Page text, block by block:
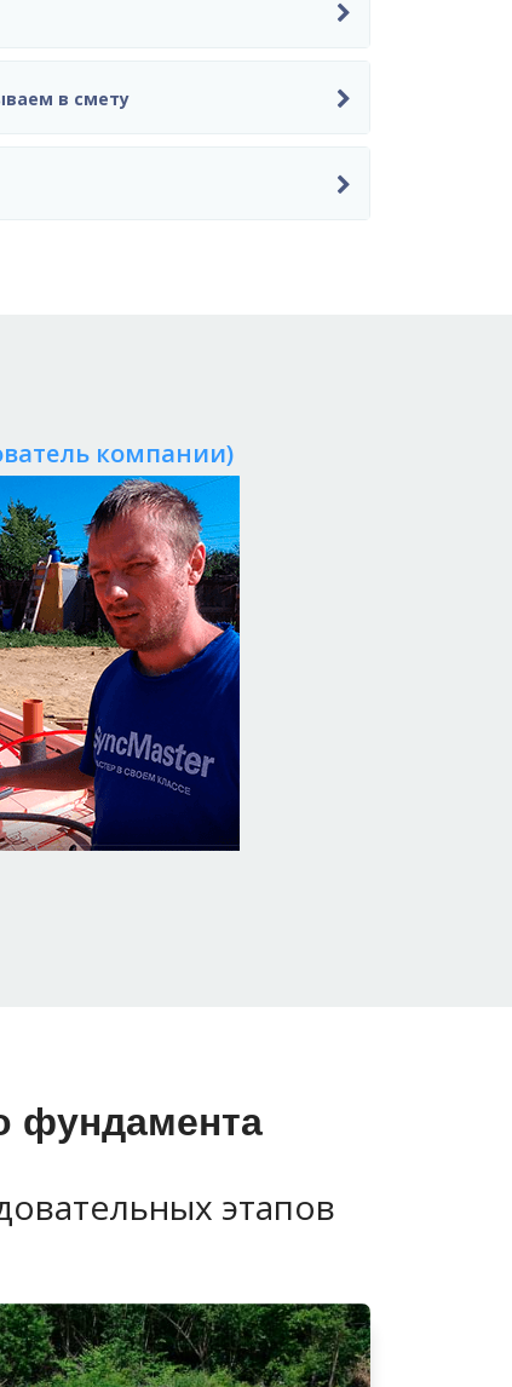
в смету
компании)
фундамента
этапов